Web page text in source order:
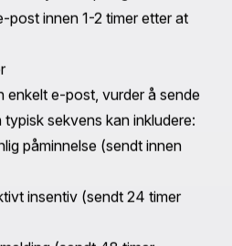
selv for å se hvordan den
sikre at alle lenker og bilder
automatiseringen for å
e-postene for forlatte
engasjerende e-poster for